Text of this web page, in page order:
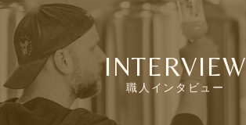
INTERVIEW
職人インタビュー